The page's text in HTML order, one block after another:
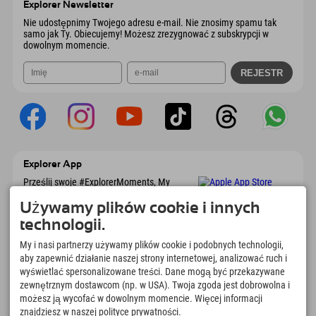
Explorer Newsletter
Nie udostępnimy Twojego adresu e-mail. Nie znosimy spamu tak
samo jak Ty. Obiecujemy! Możesz zrezygnować z subskrypcji w
dowolnym momencie.
Explorer App
Prześlij swoje #ExplorerMoments, My
marzeń, przeglądem restauracji i wieloma
innymi. Pobierz teraz!
Czas na chwile odkrywcy
166
Jeziora górskie i baseny
rekreacyjne
4.634km
Stoki do jazdy na nartach i
snowboardzie
Używamy plików cookie i innych
technologii.
My i nasi partnerzy używamy plików cookie i podobnych technologii,
aby zapewnić działanie naszej strony internetowej, analizować ruch i
wyświetlać spersonalizowane treści. Dane mogą być przekazywane
zewnętrznym dostawcom (np. w USA). Twoja zgoda jest dobrowolna i
możesz ją wycofać w dowolnym momencie. Więcej informacji
znajdziesz w naszej polityce prywatności.